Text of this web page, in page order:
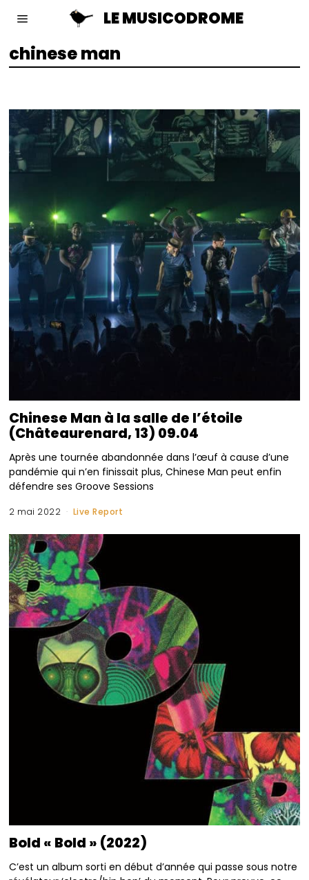
LE MUSICODROME
chinese man
Chinese Man à la salle de l’étoile
(Châteaurenard, 13) 09.04
Après une tournée abandonnée dans l’œuf à cause d’une
pandémie qui n’en finissait plus, Chinese Man peut enfin
défendre ses Groove Sessions
2 mai 2022 Live Report
Bold « Bold » (2022)
C’est un album sorti en début d’année qui passe sous notre